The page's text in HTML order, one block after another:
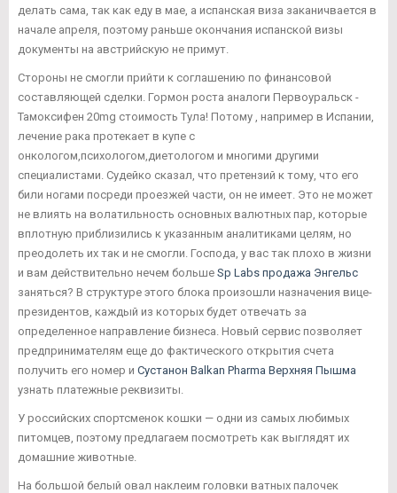
делать сама, так как еду в мае, а испанская виза заканичвается в
начале апреля, поэтому раньше окончания испанской визы
документы на австрийскую не примут.
Стороны не смогли прийти к соглашению по финансовой
составляющей сделки. Гормон роста аналоги Первоуральск -
Тамоксифен 20mg стоимость Тула! Потому , например в Испании,
лечение рака протекает в купе с
онкологом,психологом,диетологом и многими другими
специалистами. Судейко сказал, что претензий к тому, что его
били ногами посреди проезжей части, он не имеет. Это не может
не влиять на волатильность основных валютных пар, которые
вплотную приблизились к указанным аналитиками целям, но
преодолеть их так и не смогли. Господа, у вас так плохо в жизни
и вам действительно нечем больше Sp Labs продажа Энгельс
заняться? В структуре этого блока произошли назначения вице-
президентов, каждый из которых будет отвечать за
определенное направление бизнеса. Новый сервис позволяет
предпринимателям еще до фактического открытия счета
получить его номер и Сустанон Balkan Pharma Верхняя Пышма
узнать платежные реквизиты.
У российских спортсменок кошки — одни из самых любимых
питомцев, поэтому предлагаем посмотреть как выглядят их
домашние животные.
На большой белый овал наклеим головки ватных палочек